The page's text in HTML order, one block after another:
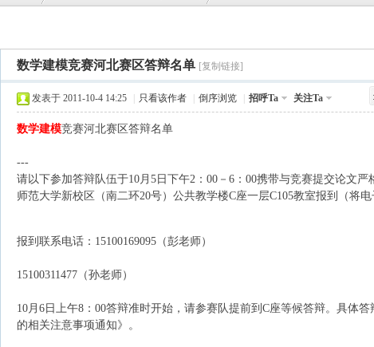
挑
› ›
数学建模竞赛河北赛区答辩名单 [复制链接]
发表于 2011-10-4 14:25 只看该作者 倒序浏览 招呼Ta 关注Ta
数学建模竞赛河北赛区答辩名单
---
请以下参加答辩队伍于10月5日下午2：00－6：00携带与竞赛提交论文
师范大学新校区（南二环20号）公共教学楼C座一层C105教室报到（将
报到联系电话：15100169095（彭老师）
15100311477（孙老师）
10月6日上午8：00答辩准时开始，请参赛队提前到C座等候答辩。具体
的相关注意事项通知》。